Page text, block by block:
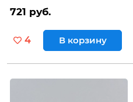
721 руб.
4 В корзину